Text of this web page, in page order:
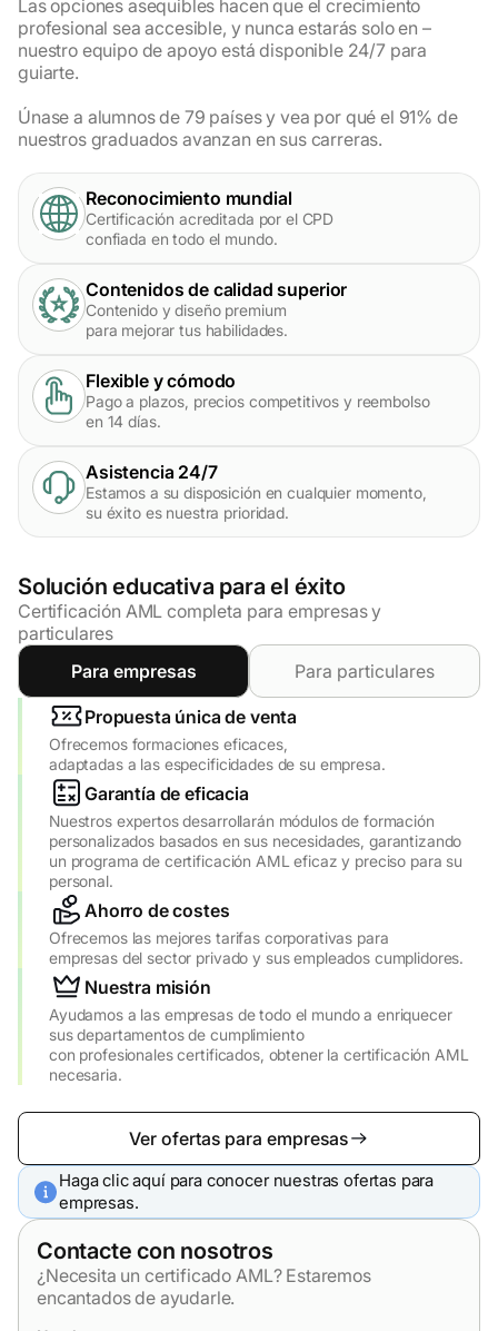
Las opciones asequibles hacen que el crecimiento
profesional sea accesible, y nunca estarás solo en –
nuestro equipo de apoyo está disponible 24/7 para
guiarte.
Únase a alumnos de 79 países y vea por qué el 91% de
nuestros graduados avanzan en sus carreras.
Reconocimiento mundial
Certificación acreditada por el CPD
confiada en todo el mundo.
Contenidos de calidad superior
Contenido y diseño premium
para mejorar tus habilidades.
Flexible y cómodo
Pago a plazos, precios competitivos y reembolso
en 14 días.
Asistencia 24/7
Estamos a su disposición en cualquier momento,
su éxito es nuestra prioridad.
Solución educativa para el éxito
Certificación AML completa para empresas y
particulares
Para empresas
Para particulares
Propuesta única de venta
Ofrecemos formaciones eficaces,
adaptadas a las especificidades de su empresa.
Garantía de eficacia
Nuestros expertos desarrollarán módulos de formación
personalizados basados en sus necesidades, garantizando
un programa de certificación AML eficaz y preciso para su
personal.
Ahorro de costes
Ofrecemos las mejores tarifas corporativas para
empresas del sector privado y sus empleados cumplidores.
Nuestra misión
Ayudamos a las empresas de todo el mundo a enriquecer
sus departamentos de cumplimiento
con profesionales certificados, obtener la certificación AML
necesaria.
Ver ofertas para empresas
Haga clic aquí para conocer nuestras ofertas para
empresas.
Contacte con nosotros
¿Necesita un certificado AML? Estaremos
encantados de ayudarle.